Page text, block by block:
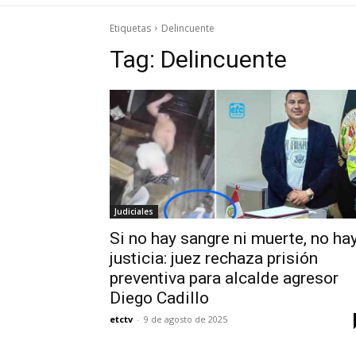
Etiquetas Delincuente
Tag: Delincuente
Judiciales
Si no hay sangre ni muerte, no
justicia: juez rechaza prisión
preventiva para alcalde agresor
Diego Cadillo
etctv - 9 de agosto de 2025